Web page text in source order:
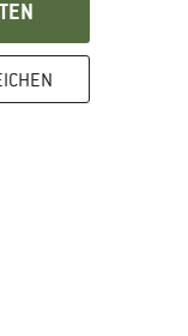
Richtlinien
hier! Öffnet sich in
hier!